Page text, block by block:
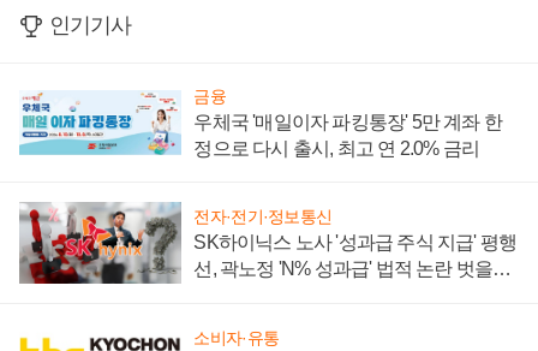
인기기사
금융
우체국 '매일이자 파킹통장' 5만 계좌 한
정으로 다시 출시, 최고 연 2.0% 금리
전자·전기·정보통신
SK하이닉스 노사 '성과급 주식 지급' 평행
선, 곽노정 'N% 성과급' 법적 논란 벗을지
소비자·유통